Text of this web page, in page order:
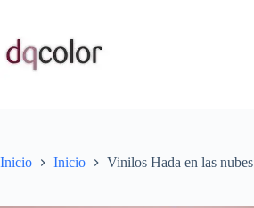
contenido
Inicio Inicio Vinilos Hada en las nubes